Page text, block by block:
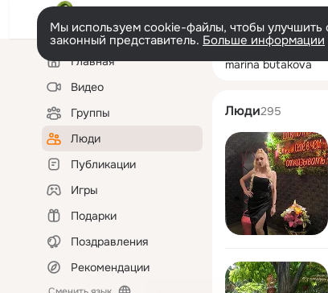
Мы используем cookie-файлы, чтобы улучшить
законный представитель. Больше информации
Левая
колонкаГлавная
Видео
Группы
Люди
Публикации
Игры
Подарки
Поздравления
Рекомендации
marina
Люди295